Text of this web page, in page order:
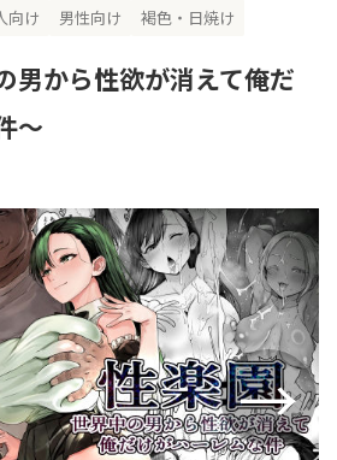
向け 男性向け 褐色・日焼け
男から性欲が消えて俺だ
〜